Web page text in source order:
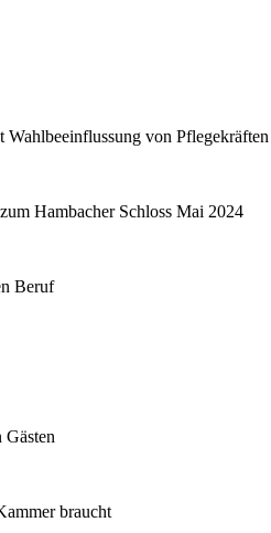
Wahlbeeinflussung von Pflegekräften
Hambacher Schloss Mai 2024
Beruf
Gästen
braucht